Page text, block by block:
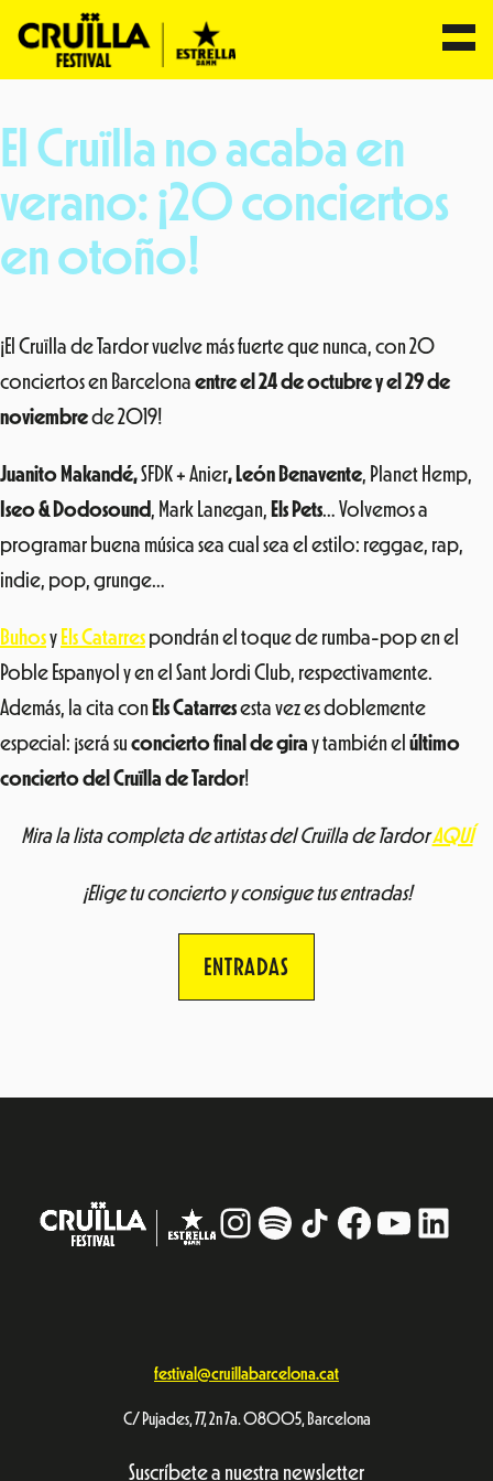
al
contenido
El Cruïlla no acaba en
verano: ¡20 conciertos
en otoño!
¡El Cruïlla de Tardor vuelve más fuerte que nunca, con 20
conciertos en Barcelona entre el 24 de octubre y el 29 de
noviembrede 2019!
Juanito Makandé,SFDK + Anier, León Benavente, Planet Hemp,
Iseo & Dodosound , Mark Lanegan, Els Pets… Volvemos a
programar buena música sea cual sea el estilo: reggae, rap,
indie, pop, grunge…
Buhosy Els Catarres pondrán el toque de rumba-pop en el
Poble Espanyol y en el Sant Jordi Club, respectivamente.
Además, la cita con Els Catarresesta vez es doblemente
especial: ¡será su concierto final de gira y también el último
concierto del Cruïlla de Tardor!
Mira la lista completa de artistas del Cruïlla de TardorAQUÍ
¡Elige tu concierto y consigue tus entradas!
ENTRADAS
Instagram
# TikTokFacebook
festival@cruillabarcelona.cat
C/ Pujades, 77, 2n 7a. 08005, Barcelona
Suscríbete a nuestra newsletter